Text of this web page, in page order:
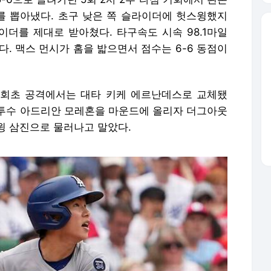
뽑아냈다. 초구 낮은 쪽 슬라이더에 헛스윙했지
더를 제대로 받아쳤다. 타구속도 시속 98.1마일
. 맥스 먼시가 홈을 밟으면서 점수는 6-6 동점이
초 공격에서는 대타 키케 에르난데스로 교체됐
아드리안 모레혼을 마운드에 올리자 더그아웃
삼진으로 물러나고 말았다.